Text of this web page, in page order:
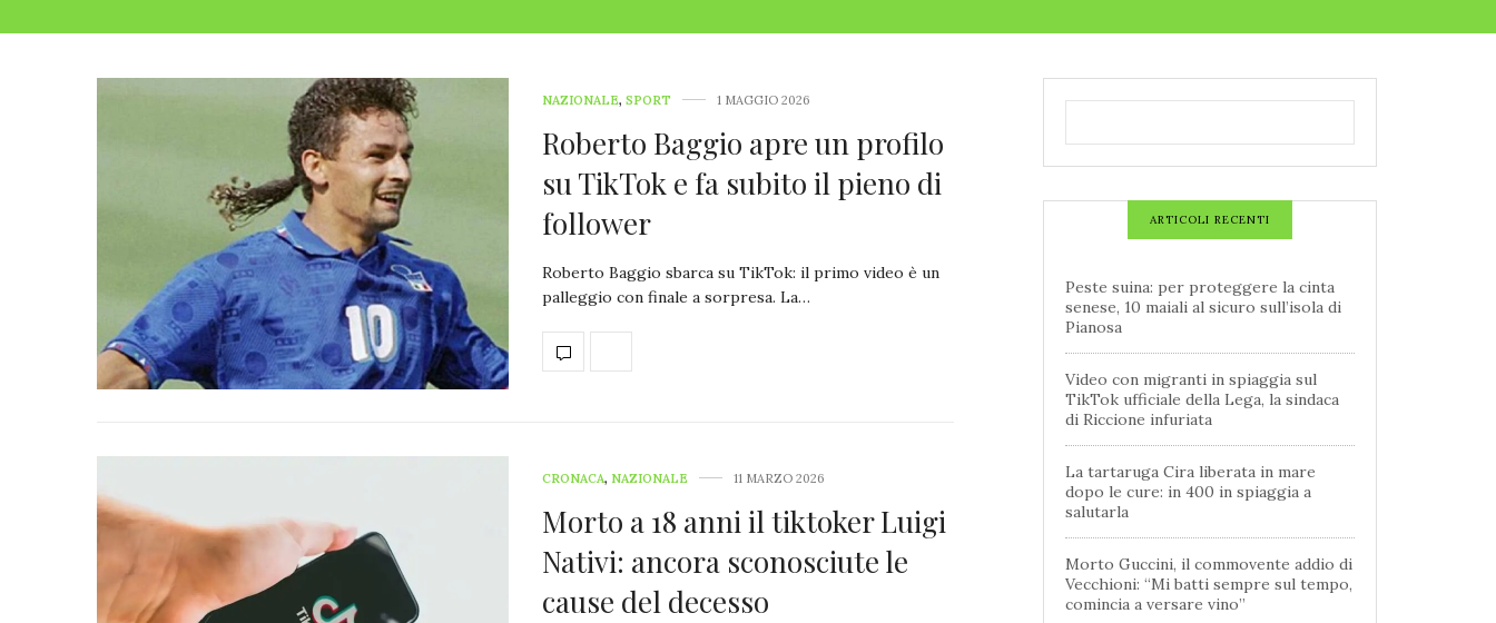
NAZIONALE, SPORT 1 MAGGIO 2026
Roberto Baggio apre un profilo
su TikTok e fa subito il pieno di
follower
Roberto Baggio sbarca su TikTok: il primo video è un
palleggio con finale a sorpresa. La…
CRONACA, NAZIONALE 11 MARZO 2026
Morto a 18 anni il tiktoker Luigi
Nativi: ancora sconosciute le
cause del decesso
ARTICOLI RECENTI
Peste suina: per proteggere la cinta
senese, 10 maiali al sicuro sull’isola di
Pianosa
Video con migranti in spiaggia sul
TikTok ufficiale della Lega, la sindaca
di Riccione infuriata
La tartaruga Cira liberata in mare
dopo le cure: in 400 in spiaggia a
salutarla
Morto Guccini, il commovente addio di
Vecchioni: “Mi batti sempre sul tempo,
comincia a versare vino”